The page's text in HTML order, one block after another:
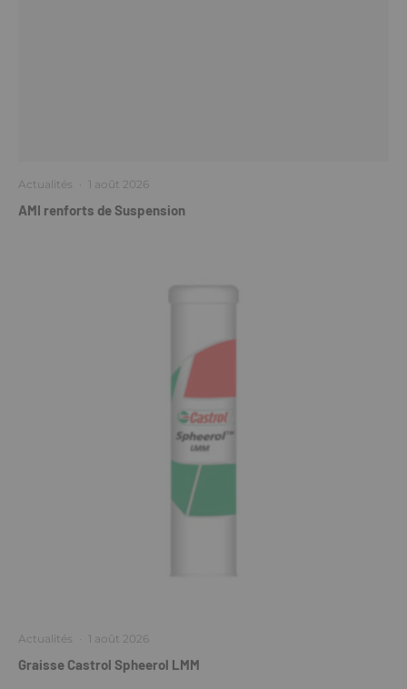
Actualités · 1 août 2026
AMI renforts de Suspension
Actualités · 1 août 2026
Graisse Castrol Spheerol LMM